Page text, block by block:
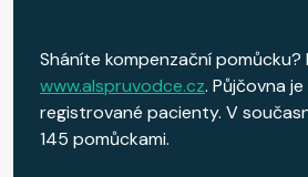
Sháníte kompenzační pomůcku?
www.alspruvodce.cz. Půjčovna
registrované pacienty. V
145 pomůckami.